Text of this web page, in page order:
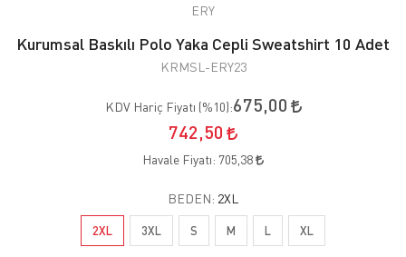
ERY
Kurumsal Baskılı Polo Yaka Cepli Sweatshirt 10 Adet
KRMSL-ERY23
KDV Hariç Fiyatı (%10):675,00
742,50
Havale Fiyatı: 705,38
BEDEN: 2XL
2XL 3XL S M L XL